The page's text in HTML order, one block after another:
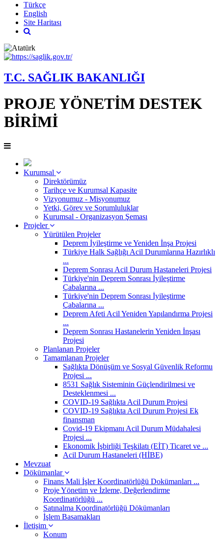
Türkçe
English
Site Haritası
T.C. SAĞLIK BAKANLIĞI
PROJE YÖNETİM DESTEK
BİRİMİ
Kurumsal
Direktörümüz
Tarihçe ve Kurumsal Kapasite
Vizyonumuz - Misyonumuz
Yetki, Görev ve Sorumluluklar
Kurumsal - Organizasyon Şeması
Projeler
Yürütülen Projeler
Deprem İyileştirme ve Yeniden İnşa Projesi
Türkiye Halk Sağlığı Acil Durumlarına Hazırlıklı
...
Deprem Sonrası Acil Durum Hastaneleri Projesi
Türkiye'nin Deprem Sonrası İyileştirme
Çabalarına ...
Türkiye'nin Deprem Sonrası İyileştirme
Çabalarına ...
Deprem Afeti Acil Yeniden Yapılandırma Projesi
...
Deprem Sonrası Hastanelerin Yeniden İnşası
Projesi
Planlanan Projeler
Tamamlanan Projeler
Sağlıkta Dönüşüm ve Sosyal Güvenlik Reformu
Projesi ...
8531 Sağlık Sisteminin Güçlendirilmesi ve
Desteklenmesi ...
COVID-19 Sağlıkta Acil Durum Projesi
COVID-19 Sağlıkta Acil Durum Projesi Ek
finansman
Covid-19 Ekipmanı Acil Durum Müdahalesi
Projesi ...
Ekonomik İşbirliği Teşkilatı (EİT) Ticaret ve ...
Acil Durum Hastaneleri (HİBE)
Mevzuat
Dökümanlar
Finans Mali İşler Koordinatörlüğü Dokümanları ...
Proje Yönetim ve İzleme, Değerlendirme
Koordinatörlüğü ...
Satınalma Koordinatörlüğü Dökümanları
İşlem Basamakları
İletişim
Konum